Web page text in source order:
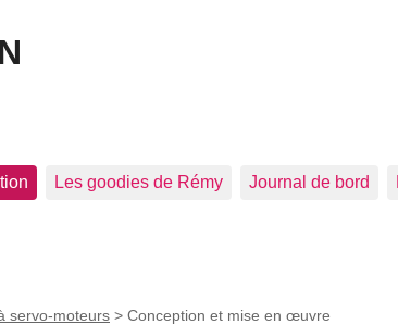
Les goodies de Rémy Journal de bord
servo-moteurs > Conception et mise en œuvre